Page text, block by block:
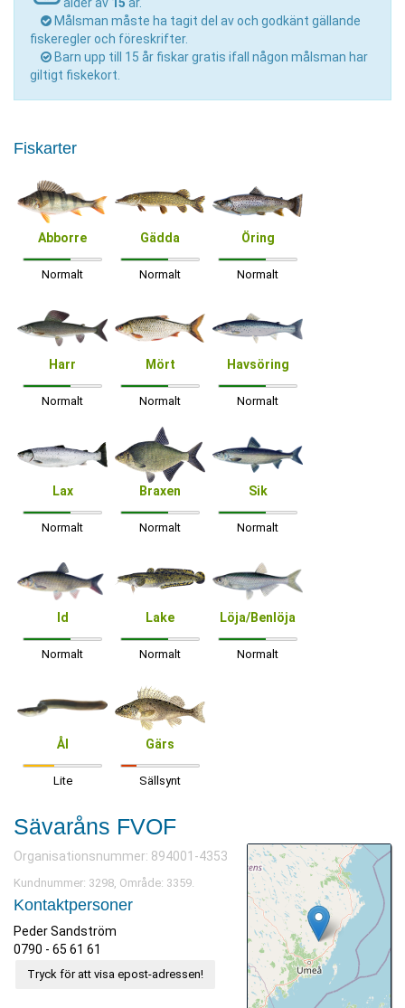
Målsman måste ha tagit del av och godkänt gällande
fiskeregler och föreskrifter.
Barn upp till 15 år fiskar gratis ifall någon målsman har
giltigt fiskekort.
Fiskarter
Abborre
Normalt
Gädda
Normalt
Öring
Normalt
Harr
Normalt
Mört
Normalt
Havsöring
Normalt
Lax
Normalt
Braxen
Normalt
Sik
Normalt
Id
Normalt
Lake
Normalt
Löja/Benlöja
Normalt
Ål
Lite
Gärs
Sällsynt
Sävaråns FVOF
Organisationsnummer: 894001-4353
Kundnummer: 3298, Område: 3359.
Kontaktpersoner
Peder Sandström
0790 - 65 61 61
Tryck för att visa epost-adressen!